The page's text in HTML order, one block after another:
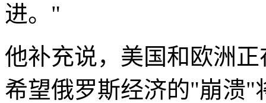
进。"
他补充说，美国和欧洲
希望俄罗斯经济的"崩溃"